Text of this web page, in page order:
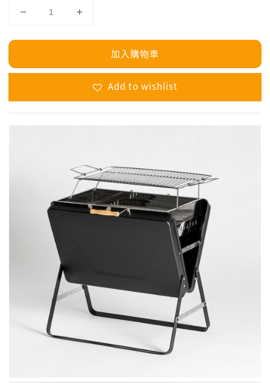
加入購物車
Add to wishlist